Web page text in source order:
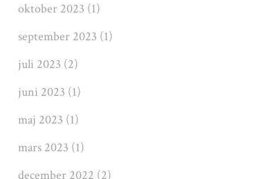
oktober 2023 (1)
september 2023 (1)
juli 2023 (2)
juni 2023 (1)
maj 2023 (1)
mars 2023 (1)
december 2022 (2)